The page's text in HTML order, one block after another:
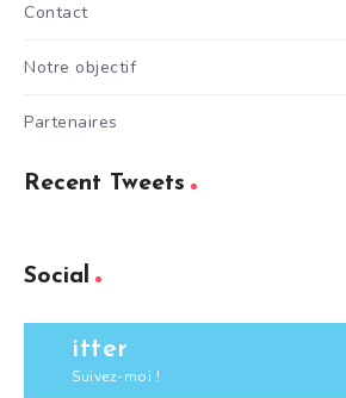
Contact
Notre objectif
Partenaires
Recent Tweets
Social
itter
Suivez-moi !